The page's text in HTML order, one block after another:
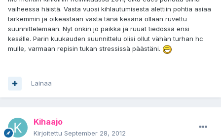
vaiheessa häistä. Vasta vuosi kihlautumisesta alettiin pohtia asiaa
tarkemmin ja oikeastaan vasta tänä kesänä ollaan ruvettu
suunnittelemaan. Nyt onkin jo paikka ja ruuat tiedossa ensi
kesälle. Parin kuukauden suunnittelu olisi ollut vähän turhan hc
mulle, varmaan repisin tukan stressissä päästäni.
Lainaa
Kihaajo
Kirjoitettu September 28, 2012